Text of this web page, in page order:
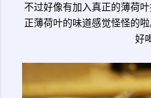
不过好像有加入真正的薄荷
正薄荷叶的味道感觉怪怪的
好